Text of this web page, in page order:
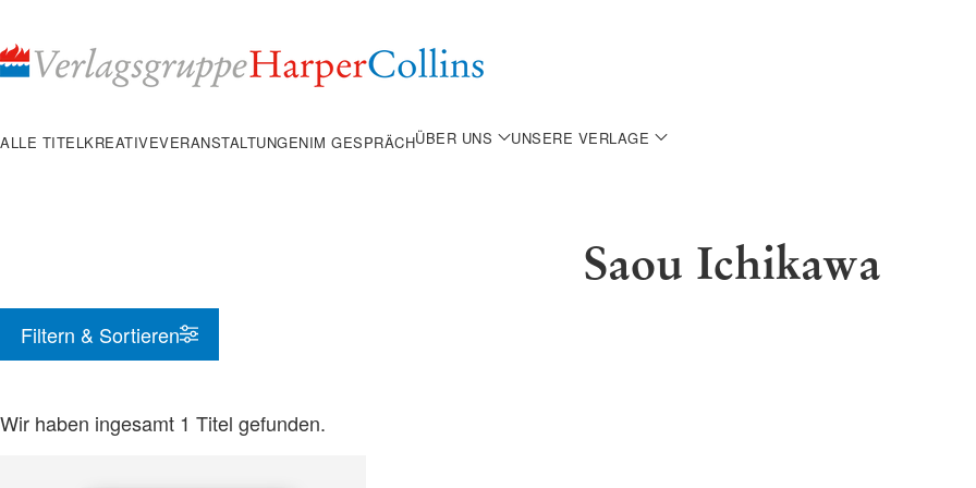
ALLE TITELKREATIVEVERANSTALTUNGENIM GESPRÄCHÜBER UNS UNSERE VERLAGE
Saou Ichikawa
Filtern & Sortieren
Wir haben ingesamt 1 Titel gefunden.